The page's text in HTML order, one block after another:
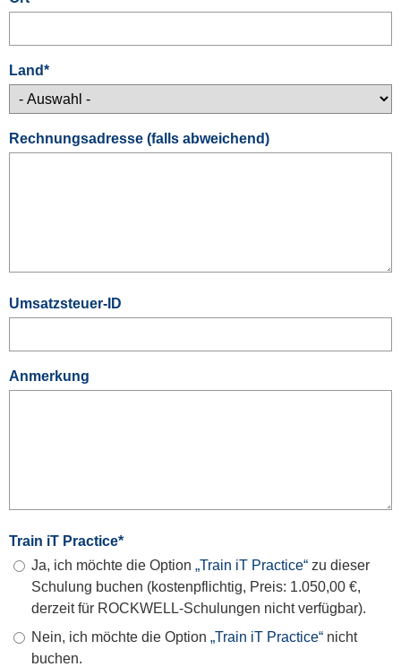
Land*
Rechnungsadresse (falls abweichend)
Umsatzsteuer-ID
Anmerkung
Train iT Practice*
Ja, ich möchte die Option „Train iT Practice“ zu dieser
Schulung buchen (kostenpflichtig, Preis: 1.050,00 €,
derzeit für ROCKWELL-Schulungen nicht verfügbar).
Nein, ich möchte die Option „Train iT Practice“ nicht
buchen.